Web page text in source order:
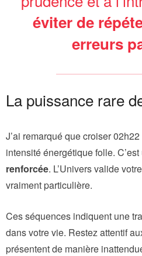
éviter de
erreurs
La puissance rare
J’ai remarqué que croiser
intensité énergétique folle. C’est
renforcée. L’Univers valide
vraiment particulière.
Ces séquences indiquent une
dans votre vie. Restez attentif
présentent de manière